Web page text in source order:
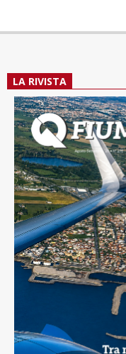
LA RIVISTA